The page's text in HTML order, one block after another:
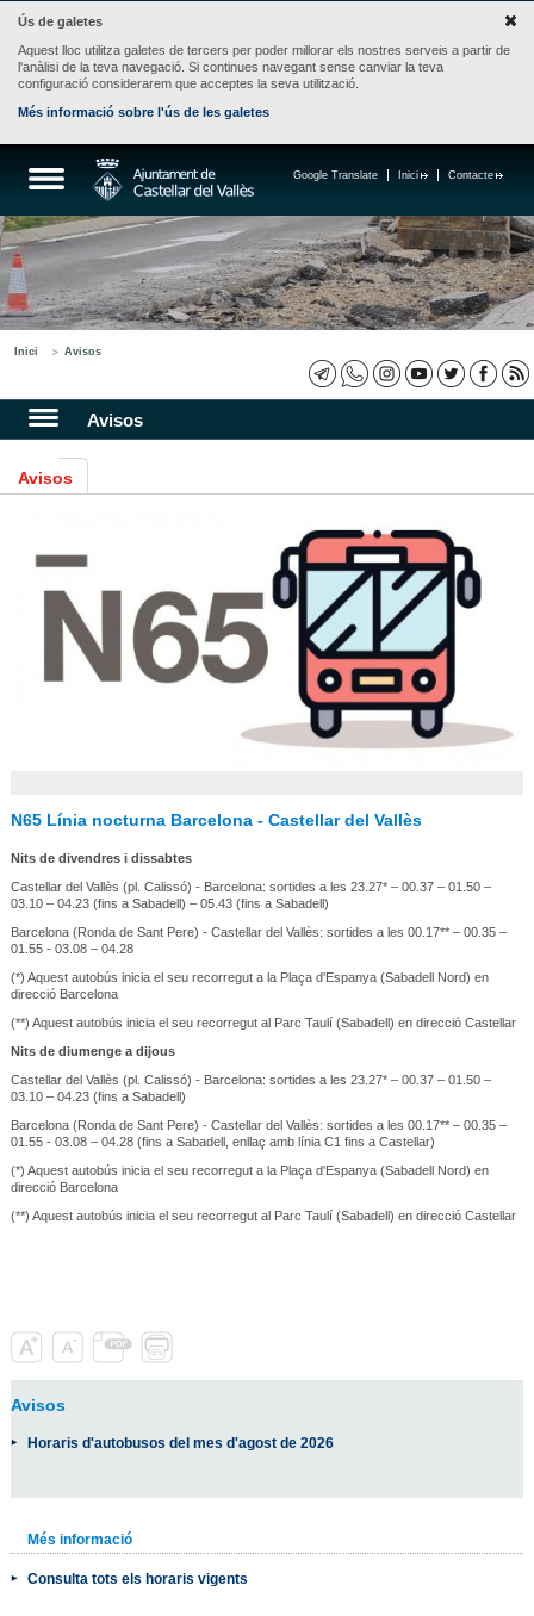
Ús de galetes
Aquest lloc utilitza galetes de tercers per poder millorar els nostres serveis a partir de
l'anàlisi de la teva navegació. Si continues navegant sense canviar la teva
configuració considerarem que acceptes la seva utilització.
Més informació sobre l'ús de les galetes
Contacte
Inici
Google Translate
Inici Avisos
Avisos
Avisos
N65 Línia nocturna Barcelona - Castellar del Vallès
Nits de divendres i dissabtes
Castellar del Vallès (pl. Calissó) - Barcelona: sortides a les 23.27* – 00.37 – 01.50 –
03.10 – 04.23 (fins a Sabadell) – 05.43 (fins a Sabadell)
Barcelona (Ronda de Sant Pere) - Castellar del Vallès: sortides a les 00.17** – 00.35 –
01.55 - 03.08 – 04.28
(*) Aquest autobús inicia el seu recorregut a la Plaça d'Espanya (Sabadell Nord) en
direcció Barcelona
(**) Aquest autobús inicia el seu recorregut al Parc Taulí (Sabadell) en direcció Castellar
Nits de diumenge a dijous
Castellar del Vallès (pl. Calissó) - Barcelona: sortides a les 23.27* – 00.37 – 01.50 –
03.10 – 04.23 (fins a Sabadell)
Barcelona (Ronda de Sant Pere) - Castellar del Vallès: sortides a les 00.17** – 00.35 –
01.55 - 03.08 – 04.28 (fins a Sabadell, enllaç amb línia C1 fins a Castellar)
(*) Aquest autobús inicia el seu recorregut a la Plaça d'Espanya (Sabadell Nord) en
direcció Barcelona
(**) Aquest autobús inicia el seu recorregut al Parc Taulí (Sabadell) en direcció Castellar
Avisos
Horaris d'autobusos del mes d'agost de 2026
Més informació
Consulta tots els horaris vigents